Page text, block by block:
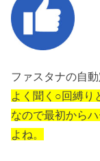
ファスタナの自動
よく聞く○回縛り
なので最初から
よね。